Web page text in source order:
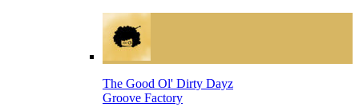
The Good Ol' Dirty Dayz
Groove Factory